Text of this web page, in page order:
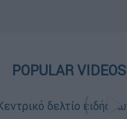
POPULAR VIDEOS